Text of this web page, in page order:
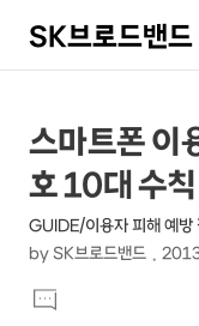
SK브로드밴드
상
세
컨
텐
츠
본
문
제
목
스마트폰 이
호 10대 수칙
GUIDE/이용자 피해 예방
by SK브로드밴드
문
댓
글